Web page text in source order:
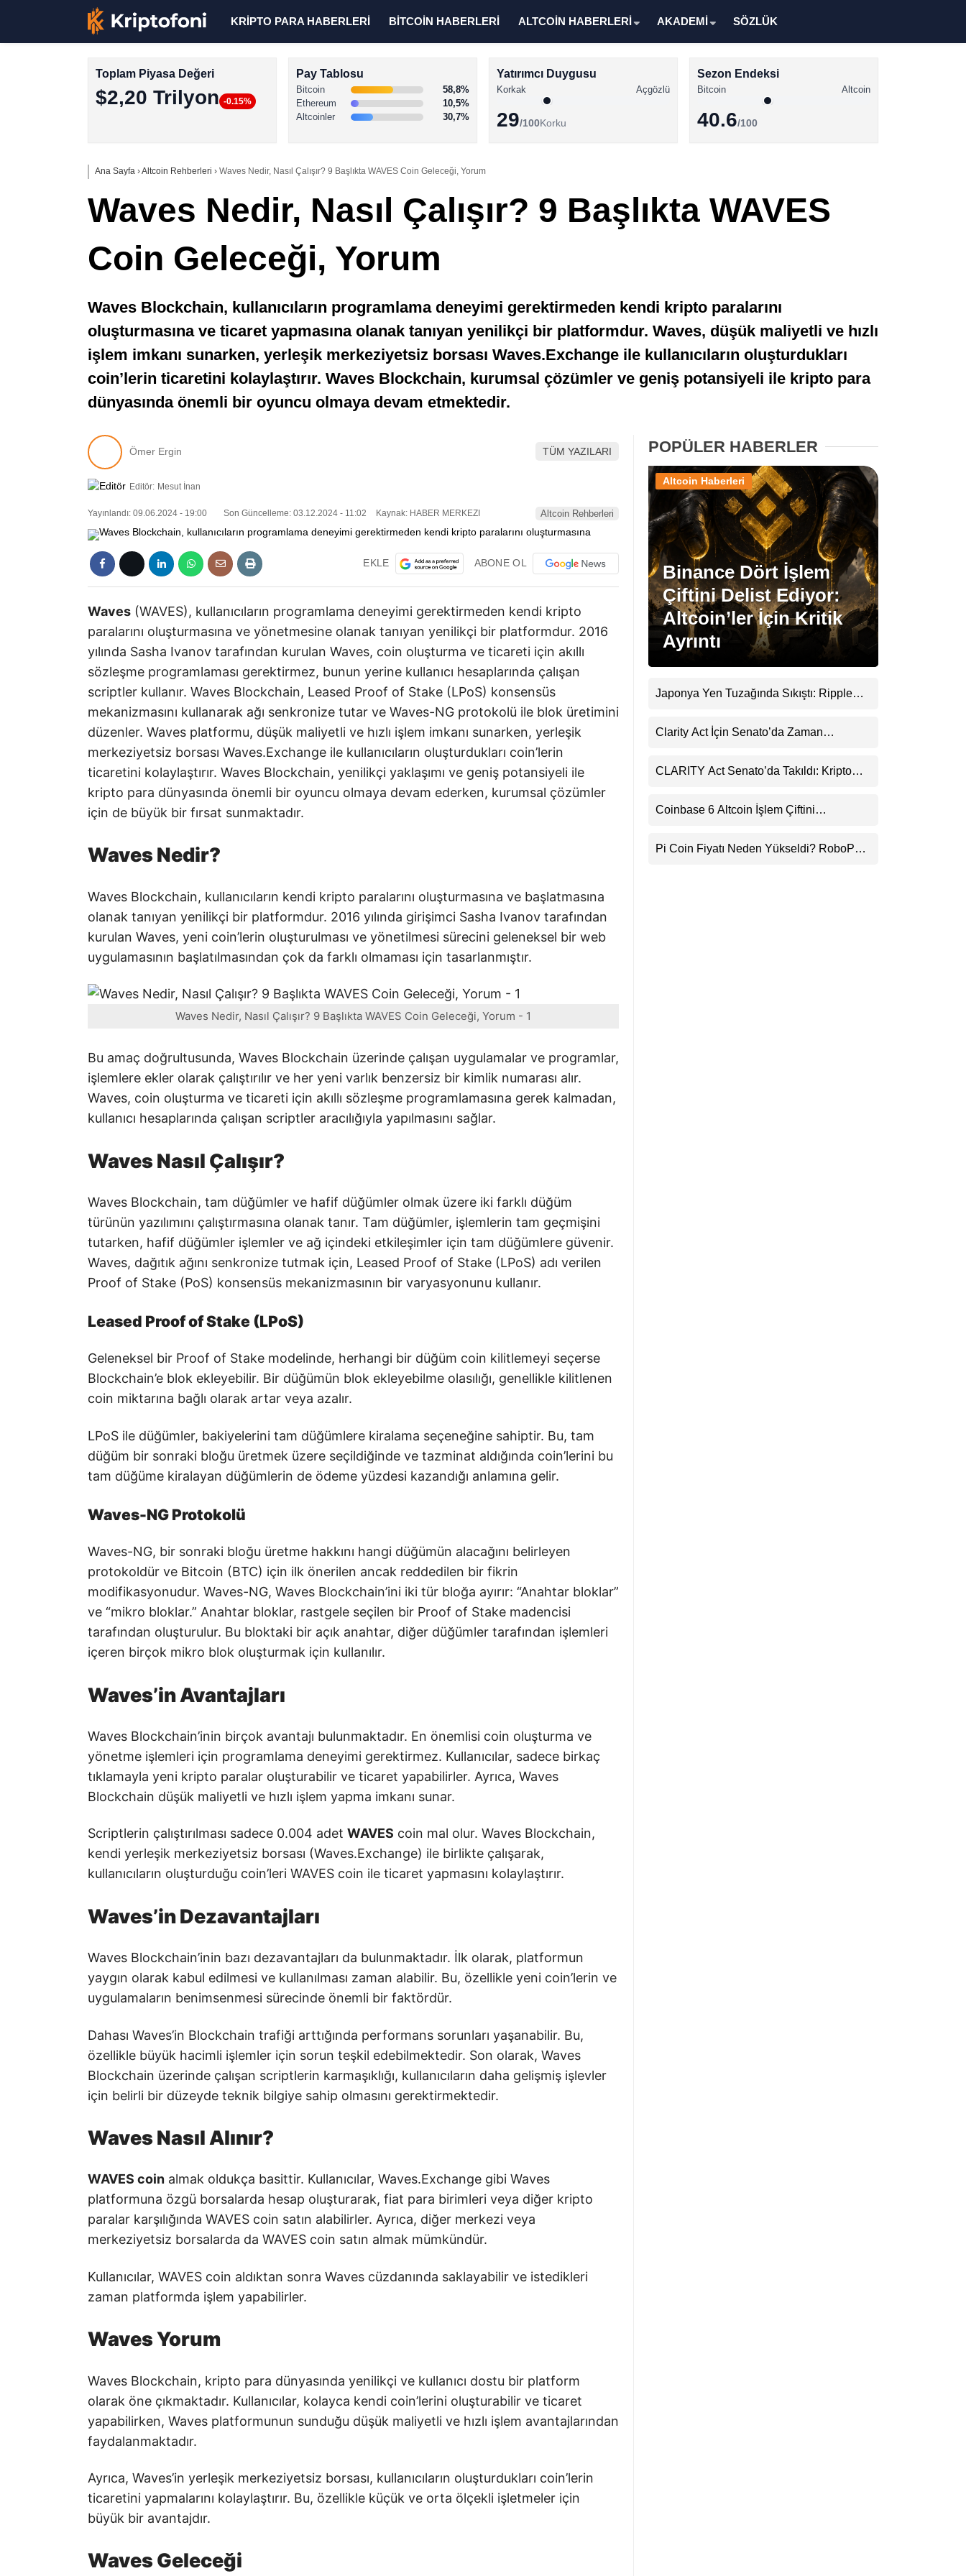
Altcoin Haberleri
Stablecoin Haberleri
Instagram
Youtube
TikTok
Pinterest
Telegram
KRİPTO PARA HABERLERİ BİTCOİN HABERLERİ ALTCOİN HABERLERİ AKADEMİ SÖZLÜK
Toplam Piyasa Değeri
$2,20 Trilyon -0.15%
Pay Tablosu
Bitcoin
58,8%
Ethereum
10,5%
Altcoinler
30,7%
Yatırımcı Duygusu
Korkak Açgözlü
29/100Korku
Sezon Endeksi
Bitcoin Altcoin
40.6/100
Ana Sayfa ›Altcoin Rehberleri › Waves Nedir, Nasıl Çalışır? 9 Başlıkta WAVES Coin Geleceği, Yorum
Waves Nedir, Nasıl Çalışır? 9 Başlıkta WAVES
Coin Geleceği, Yorum
Waves Blockchain, kullanıcıların programlama deneyimi gerektirmeden kendi kripto paralarını
oluşturmasına ve ticaret yapmasına olanak tanıyan yenilikçi bir platformdur. Waves, düşük maliyetli ve hızlı
işlem imkanı sunarken, yerleşik merkeziyetsiz borsası Waves.Exchange ile kullanıcıların oluşturdukları
coin’lerin ticaretini kolaylaştırır. Waves Blockchain, kurumsal çözümler ve geniş potansiyeli ile kripto para
dünyasında önemli bir oyuncu olmaya devam etmektedir.
Ömer Ergin TÜM YAZILARI
Editör: Mesut İnan
Yayınlandı: 09.06.2024 - 19:00 Son Güncelleme: 03.12.2024 - 11:02 Kaynak: HABER MERKEZI Altcoin Rehberleri
EKLE ABONE OL
Waves (WAVES), kullanıcıların programlama deneyimi gerektirmeden kendi kripto
paralarını oluşturmasına ve yönetmesine olanak tanıyan yenilikçi bir platformdur. 2016
yılında Sasha Ivanov tarafından kurulan Waves, coin oluşturma ve ticareti için akıllı
sözleşme programlaması gerektirmez, bunun yerine kullanıcı hesaplarında çalışan
scriptler kullanır. Waves Blockchain, Leased Proof of Stake (LPoS) konsensüs
mekanizmasını kullanarak ağı senkronize tutar ve Waves-NG protokolü ile blok üretimini
düzenler. Waves platformu, düşük maliyetli ve hızlı işlem imkanı sunarken, yerleşik
merkeziyetsiz borsası Waves.Exchange ile kullanıcıların oluşturdukları coin’lerin
ticaretini kolaylaştırır. Waves Blockchain, yenilikçi yaklaşımı ve geniş potansiyeli ile
kripto para dünyasında önemli bir oyuncu olmaya devam ederken, kurumsal çözümler
için de büyük bir fırsat sunmaktadır.
Waves Nedir?
Waves Blockchain, kullanıcıların kendi kripto paralarını oluşturmasına ve başlatmasına
olanak tanıyan yenilikçi bir platformdur. 2016 yılında girişimci Sasha Ivanov tarafından
kurulan Waves, yeni coin’lerin oluşturulması ve yönetilmesi sürecini geleneksel bir web
uygulamasının başlatılmasından çok da farklı olmaması için tasarlanmıştır.
Waves Nedir, Nasıl Çalışır? 9 Başlıkta WAVES Coin Geleceği, Yorum - 1
Bu amaç doğrultusunda, Waves Blockchain üzerinde çalışan uygulamalar ve programlar,
işlemlere ekler olarak çalıştırılır ve her yeni varlık benzersiz bir kimlik numarası alır.
Waves, coin oluşturma ve ticareti için akıllı sözleşme programlamasına gerek kalmadan,
kullanıcı hesaplarında çalışan scriptler aracılığıyla yapılmasını sağlar.
Waves Nasıl Çalışır?
Waves Blockchain, tam düğümler ve hafif düğümler olmak üzere iki farklı düğüm
türünün yazılımını çalıştırmasına olanak tanır. Tam düğümler, işlemlerin tam geçmişini
tutarken, hafif düğümler işlemler ve ağ içindeki etkileşimler için tam düğümlere güvenir.
Waves, dağıtık ağını senkronize tutmak için, Leased Proof of Stake (LPoS) adı verilen
Proof of Stake (PoS) konsensüs mekanizmasının bir varyasyonunu kullanır.
Leased Proof of Stake (LPoS)
Geleneksel bir Proof of Stake modelinde, herhangi bir düğüm coin kilitlemeyi seçerse
Blockchain’e blok ekleyebilir. Bir düğümün blok ekleyebilme olasılığı, genellikle kilitlenen
coin miktarına bağlı olarak artar veya azalır.
LPoS ile düğümler, bakiyelerini tam düğümlere kiralama seçeneğine sahiptir. Bu, tam
düğüm bir sonraki bloğu üretmek üzere seçildiğinde ve tazminat aldığında coin’lerini bu
tam düğüme kiralayan düğümlerin de ödeme yüzdesi kazandığı anlamına gelir.
Waves-NG Protokolü
Waves-NG, bir sonraki bloğu üretme hakkını hangi düğümün alacağını belirleyen
protokoldür ve Bitcoin (BTC) için ilk önerilen ancak reddedilen bir fikrin
modifikasyonudur. Waves-NG, Waves Blockchain’ini iki tür bloğa ayırır: “Anahtar bloklar”
ve “mikro bloklar.” Anahtar bloklar, rastgele seçilen bir Proof of Stake madencisi
tarafından oluşturulur. Bu bloktaki bir açık anahtar, diğer düğümler tarafından işlemleri
içeren birçok mikro blok oluşturmak için kullanılır.
Waves’in Avantajları
Waves Blockchain’inin birçok avantajı bulunmaktadır. En önemlisi coin oluşturma ve
yönetme işlemleri için programlama deneyimi gerektirmez. Kullanıcılar, sadece birkaç
tıklamayla yeni kripto paralar oluşturabilir ve ticaret yapabilirler. Ayrıca, Waves
Blockchain düşük maliyetli ve hızlı işlem yapma imkanı sunar.
Scriptlerin çalıştırılması sadece 0.004 adet WAVES coin mal olur. Waves Blockchain,
kendi yerleşik merkeziyetsiz borsası (Waves.Exchange) ile birlikte çalışarak,
kullanıcıların oluşturduğu coin’leri WAVES coin ile ticaret yapmasını kolaylaştırır.
Waves’in Dezavantajları
Waves Blockchain’inin bazı dezavantajları da bulunmaktadır. İlk olarak, platformun
yaygın olarak kabul edilmesi ve kullanılması zaman alabilir. Bu, özellikle yeni coin’lerin ve
uygulamaların benimsenmesi sürecinde önemli bir faktördür.
Dahası Waves’in Blockchain trafiği arttığında performans sorunları yaşanabilir. Bu,
özellikle büyük hacimli işlemler için sorun teşkil edebilmektedir. Son olarak, Waves
Blockchain üzerinde çalışan scriptlerin karmaşıklığı, kullanıcıların daha gelişmiş işlevler
için belirli bir düzeyde teknik bilgiye sahip olmasını gerektirmektedir.
Waves Nasıl Alınır?
WAVES coin almak oldukça basittir. Kullanıcılar, Waves.Exchange gibi Waves
platformuna özgü borsalarda hesap oluşturarak, fiat para birimleri veya diğer kripto
paralar karşılığında WAVES coin satın alabilirler. Ayrıca, diğer merkezi veya
merkeziyetsiz borsalarda da WAVES coin satın almak mümkündür.
Kullanıcılar, WAVES coin aldıktan sonra Waves cüzdanında saklayabilir ve istedikleri
zaman platformda işlem yapabilirler.
Waves Yorum
Waves Blockchain, kripto para dünyasında yenilikçi ve kullanıcı dostu bir platform
olarak öne çıkmaktadır. Kullanıcılar, kolayca kendi coin’lerini oluşturabilir ve ticaret
yapabilirken, Waves platformunun sunduğu düşük maliyetli ve hızlı işlem avantajlarından
faydalanmaktadır.
Ayrıca, Waves’in yerleşik merkeziyetsiz borsası, kullanıcıların oluşturdukları coin’lerin
ticaretini yapmalarını kolaylaştırır. Bu, özellikle küçük ve orta ölçekli işletmeler için
büyük bir avantajdır.
Waves Geleceği
POPÜLER HABERLER
Binance Dört İşlem
Çiftini Delist Ediyor:
Altcoin’ler İçin Kritik
Ayrıntı
Altcoin Haberleri
Japonya Yen Tuzağında Sıkıştı: Ripple
Clarity Act İçin Senato’da Zaman
CLARITY Act Senato’da Takıldı: Kripto
Coinbase 6 Altcoin İşlem Çiftini
Pi Coin Fiyatı Neden Yükseldi? RoboPay